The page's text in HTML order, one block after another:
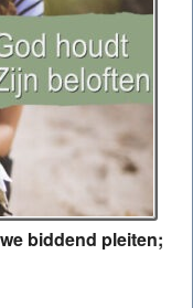
biddend pleiten;